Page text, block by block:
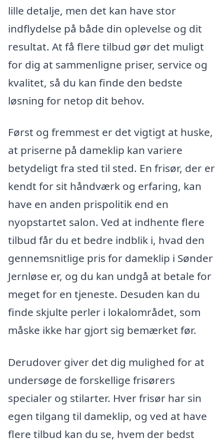
lille detalje, men det kan have stor
indflydelse på både din oplevelse og dit
resultat. At få flere tilbud gør det muligt
for dig at sammenligne priser, service og
kvalitet, så du kan finde den bedste
løsning for netop dit behov.
Først og fremmest er det vigtigt at huske,
at priserne på dameklip kan variere
betydeligt fra sted til sted. En frisør, der er
kendt for sit håndværk og erfaring, kan
have en anden prispolitik end en
nyopstartet salon. Ved at indhente flere
tilbud får du et bedre indblik i, hvad den
gennemsnitlige pris for dameklip i Sønder
Jernløse er, og du kan undgå at betale for
meget for en tjeneste. Desuden kan du
finde skjulte perler i lokalområdet, som
måske ikke har gjort sig bemærket før.
Derudover giver det dig mulighed for at
undersøge de forskellige frisørers
specialer og stilarter. Hver frisør har sin
egen tilgang til dameklip, og ved at have
flere tilbud kan du se, hvem der bedst